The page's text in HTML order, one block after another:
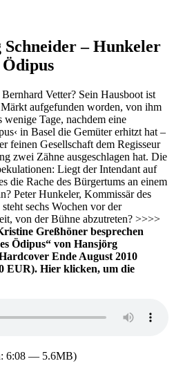
– Hunkeler
Ödipus
Vetter? Sein Hausboot ist
aufgefunden worden, von ihm
wenige Tage, nachdem eine
in Basel die Gemüter erhitzt hat –
feinen Gesellschaft dem Regisseur
zwei Zähne ausgeschlagen hat. Die
Liegt der Intendant auf
die Rache des Bürgertums an einem
Peter Hunkeler, Kommissär des
sechs Wochen vor der
von der Bühne abzutreten? >>>>
Greßhöner besprechen
Ödipus“ von Hansjörg
Ende August 2010
EUR). Hier klicken, um die
6:08 — 5.6MB)